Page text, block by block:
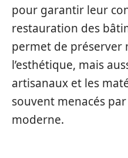
pour garantir leur
restauration des
permet de préserver
l’esthétique, mais
artisanaux et les
souvent menacés
moderne.